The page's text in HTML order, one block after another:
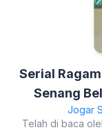
Serial
Senang
Jogar
Telah di baca